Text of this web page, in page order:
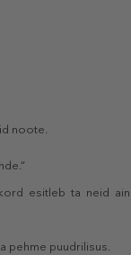
noote.
esitleb ta neid
pehme puudrilisus.